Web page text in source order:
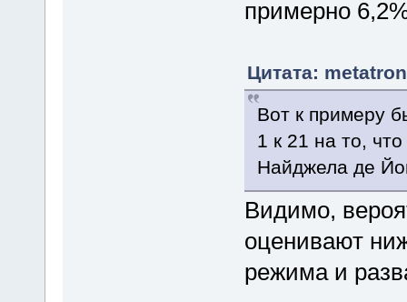
примерно
Цитата:
Вот к примеру
1 к 21 на то,
Найджела де
Видимо,
оценивают
режима и